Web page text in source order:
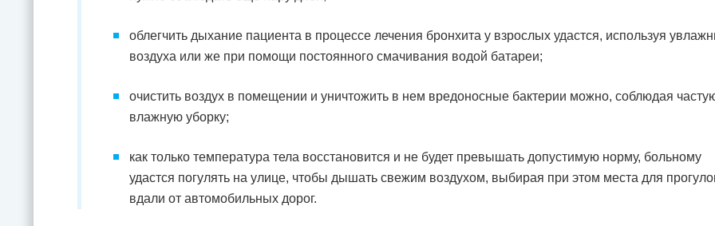
облегчить дыхание пациента в процессе лечения бронхита у взрослых удастся, используя
воздуха или же при помощи постоянного смачивания водой батареи;
очистить воздух в помещении и уничтожить в нем вредоносные бактерии можно, соблюдая
влажную уборку;
как только температура тела восстановится и не будет превышать допустимую норму, больному
удастся погулять на улице, чтобы дышать свежим воздухом, выбирая при этом места для
вдали от автомобильных дорог.